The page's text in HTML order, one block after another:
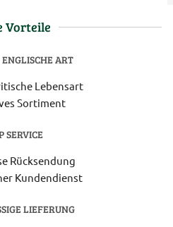
Vorteile
ART
Lebensart
Sortiment
SERVICE
Rücksendung
Kundendienst
LIEFERUNG